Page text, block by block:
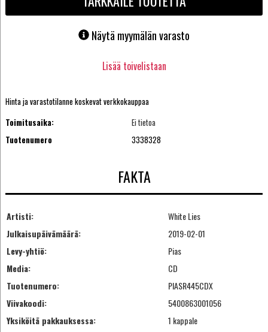
Näytä myymälän varasto
Lisää toivelistaan
Hinta ja varastotilanne koskevat verkkokauppaa
Toimitusaika:
Ei tietoa
Tuotenumero
3338328
FAKTA
Artisti:
White Lies
Julkaisupäivämäärä:
2019-02-01
Levy-yhtiö:
Pias
Media:
CD
Tuotenumero:
PIASR445CDX
Viivakoodi:
5400863001056
Yksiköitä pakkauksessa:
1 kappale